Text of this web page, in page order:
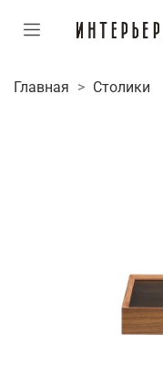
Главная Столики